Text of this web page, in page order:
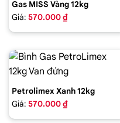
Gas MISS Vàng 12kg
Giá: 570.000 ₫
Petrolimex Xanh 12kg
Giá: 570.000 ₫